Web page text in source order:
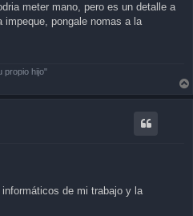
meter mano, pero es un detalle a
pongale nomas a la
propio hijo"
de mi trabajo y la